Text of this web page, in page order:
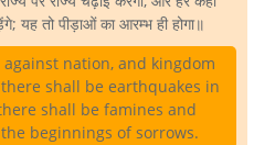
यह तो पीड़ाओं का आरम्भ ही होगा॥
nation, and kingdom
shall be earthquakes in
shall be famines and
beginnings of sorrows.